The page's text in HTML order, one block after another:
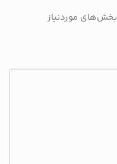
بخش‌های موردنیاز